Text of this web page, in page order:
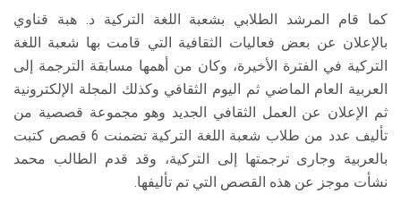
كما قام المرشد الطلابي بشعبة اللغة التركية د. هبة قناوي
بالإعلان عن بعض فعاليات الثقافية التي قامت بها شعبة اللغة
التركية في الفترة الأخيرة، وكان من أهمها مسابقة الترجمة إلى
العربية العام الماضي ثم اليوم الثقافي وكذلك المجلة الإلكترونية
ثم الإعلان عن العمل الثقافي الجديد وهو مجموعة قصصية من
تأليف عدد من طلاب شعبة اللغة التركية تضمنت 6 قصص كتبت
بالعربية وجارى ترجمتها إلى التركية، وقد قدم الطالب محمد
نشأت موجز عن هذه القصص التي تم تأليفها.